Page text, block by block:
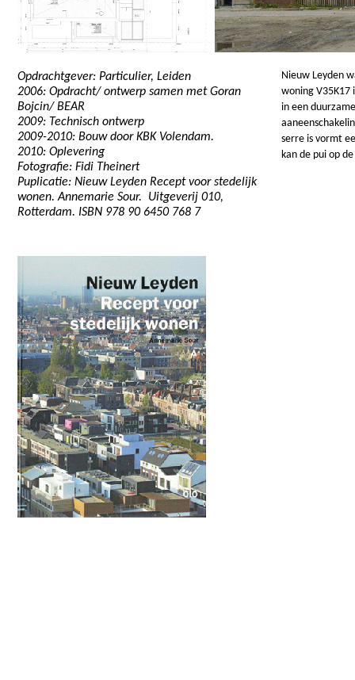
Nieuw Leyden
woning
in een
serre is vormt
kan de pui op
Opdrachtgever: Particulier, Leiden
2006: Opdracht/ ontwerp samen met Goran
Bojcin/ BEAR
2009: Technisch ontwerp
2009-2010: Bouw door KBK Volendam.
2010: Oplevering
Fotografie: Fidi Theinert
Puplicatie: Nieuw Leyden Recept voor stedelijk
wonen. Annemarie Sour. Uitgeverij 010,
Rotterdam. ISBN 978 90 6450 768 7